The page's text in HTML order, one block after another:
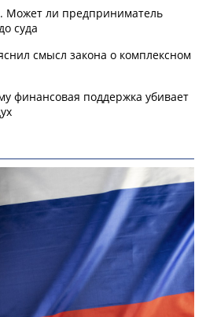
Может ли предприниматель
суда
смысл закона о комплексном
финансовая поддержка убивает